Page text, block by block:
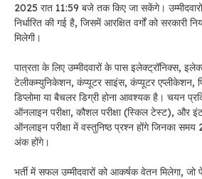
2025 रात 11:59 बजे तक किए जा सकेंगे।
निर्धारित की गई है, जिसमें आरक्षित वर्गों को
मिलेगी।
पात्रता के लिए उम्मीदवारों के पास इलेक्ट्रॉनिक्स,
टेलीकम्युनिकेशन, कंप्यूटर साइंस, कंप्यूटर एप्लीकेशन,
डिप्लोमा या बैचलर डिग्री होना आवश्यक है। चयन
ऑनलाइन परीक्षा, कौशल परीक्षा (स्किल टेस्ट), और
ऑनलाइन परीक्षा में वस्तुनिष्ठ प्रश्न होंगे जिनका
अंक होंगे।
भर्ती में सफल उम्मीदवारों को आकर्षक वेतन मिलेगा,